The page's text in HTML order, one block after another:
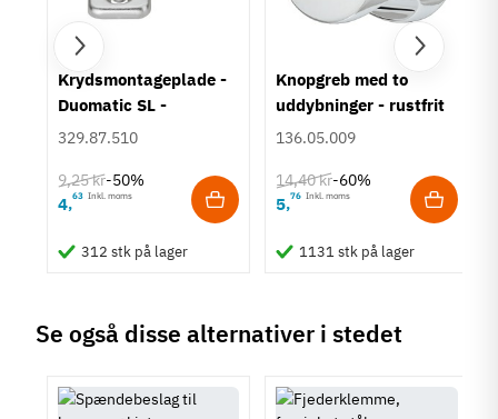
Krydsmontageplade -
Duomatic SL -
Euroskruer
329.87.510
9,25 kr-50%
4,63 Inkl. moms
312 stk på lager
Knopgreb med to
uddybninger - rustfrit
stål
136.05.009
14,40 kr-60%
5,76 Inkl. moms
1131 stk på lager
Se også disse alternativer i stedet